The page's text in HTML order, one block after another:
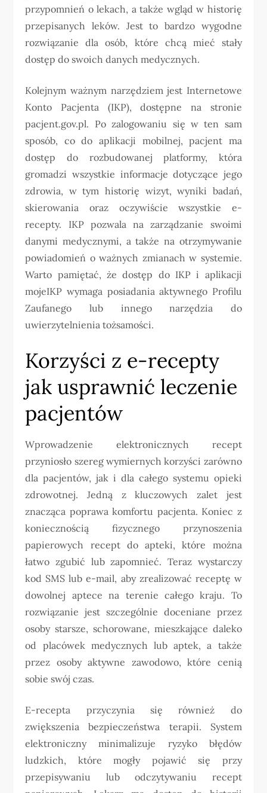
przypomnień o lekach, a także wgląd w historię
przepisanych leków. Jest to bardzo wygodne
rozwiązanie dla osób, które chcą mieć stały
dostęp do swoich danych medycznych.
Kolejnym ważnym narzędziem jest Internetowe
Konto Pacjenta (IKP), dostępne na stronie
pacjent.gov.pl. Po zalogowaniu się w ten sam
sposób, co do aplikacji mobilnej, pacjent ma
dostęp do rozbudowanej platformy, która
gromadzi wszystkie informacje dotyczące jego
zdrowia, w tym historię wizyt, wyniki badań,
skierowania oraz oczywiście wszystkie e-
recepty. IKP pozwala na zarządzanie swoimi
danymi medycznymi, a także na otrzymywanie
powiadomień o ważnych zmianach w systemie.
Warto pamiętać, że dostęp do IKP i aplikacji
mojeIKP wymaga posiadania aktywnego Profilu
Zaufanego lub innego narzędzia do
uwierzytelnienia tożsamości.
Korzyści z e-recepty
jak usprawnić leczenie
pacjentów
Wprowadzenie elektronicznych recept
przyniosło szereg wymiernych korzyści zarówno
dla pacjentów, jak i dla całego systemu opieki
zdrowotnej. Jedną z kluczowych zalet jest
znacząca poprawa komfortu pacjenta. Koniec z
koniecznością fizycznego przynoszenia
papierowych recept do apteki, które można
łatwo zgubić lub zapomnieć. Teraz wystarczy
kod SMS lub e-mail, aby zrealizować receptę w
dowolnej aptece na terenie całego kraju. To
rozwiązanie jest szczególnie doceniane przez
osoby starsze, schorowane, mieszkające daleko
od placówek medycznych lub aptek, a także
przez osoby aktywne zawodowo, które cenią
sobie swój czas.
E-recepta przyczynia się również do
zwiększenia bezpieczeństwa terapii. System
elektroniczny minimalizuje ryzyko błędów
ludzkich, które mogły pojawić się przy
przepisywaniu lub odczytywaniu recept